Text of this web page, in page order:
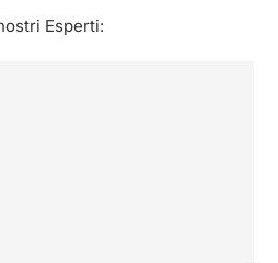
Esperti: